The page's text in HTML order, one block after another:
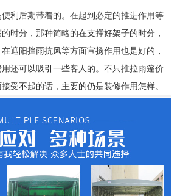
利后期带着的。在起到必定的推进作用等
时分，那种简略的在支撑好架子的时分，
遮阳挡雨抗风等方面宣扬作用也是好的，
还可以吸引一些客人的。不只推拉雨篷价
受不起的话，主要的仍是装修作用怎样。